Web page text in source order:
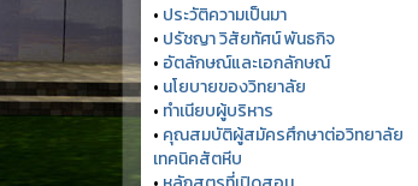
• ประวัติความเป็นมา
• ปรัชญา วิสัยทัศน์ พันธกิจ
• อัตลักษณ์และเอกลักษณ์
• นโยบายของวิทยาลัย
• ทำเนียบผู้บริหาร
• คุณสมบัติผู้สมัครศึกษาต่อวิทยาลัย
เทคนิคสัตหีบ